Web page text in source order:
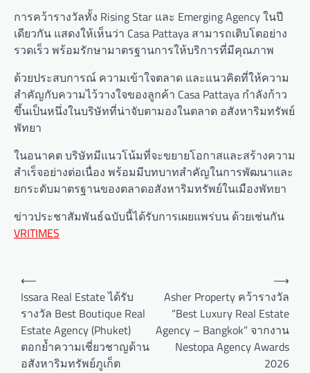
การคว้ารางวัลทั้ง Rising Star และ Emerging Agency ในปี
เดียวกัน แสดงให้เห็นว่า Casa Pattaya สามารถเติบโตอย่าง
รวดเร็ว พร้อมรักษามาตรฐานการให้บริการที่มีคุณภาพ
ด้วยประสบการณ์ ความเข้าใจตลาด และแนวคิดที่ให้ความ
สำคัญกับความไว้วางใจของลูกค้า Casa Pattaya กำลังก้าว
ขึ้นเป็นหนึ่งในบริษัทที่น่าจับตามองในตลาด อสังหาริมทรัพย์
พัทยา
ในอนาคต บริษัทมีแนวโน้มที่จะขยายโอกาสและสร้างความ
สำเร็จอย่างต่อเนื่อง พร้อมมีบทบาทสำคัญในการพัฒนาและ
ยกระดับมาตรฐานของตลาดอสังหาริมทรัพย์ในเมืองพัทยา
ข่าวประชาสัมพันธ์ฉบับนี้ได้รับการเผยแพร่บน ด้วยเช่นกัน
VRITIMES
⟵
Issara Real Estate ได้รับ
รางวัล Best Boutique Real
Estate Agency (Phuket)
ตอกย้ำความเชี่ยวชาญด้าน
อสังหาริมทรัพย์ภูเก็ต
Asher Property คว้ารางวัล
“Best Luxury Real Estate
Agency – Bangkok” จากงาน
Nestopa Agency Awards
2026
⟶